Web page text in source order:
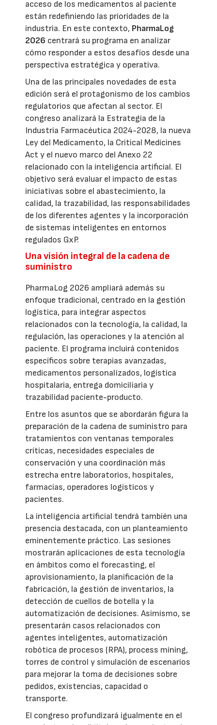
acceso de los medicamentos al paciente
están redefiniendo las prioridades de la
industria. En este contexto, PharmaLog
2026 centrará su programa en analizar
cómo responder a estos desafíos desde una
perspectiva estratégica y operativa.
Una de las principales novedades de esta
edición será el protagonismo de los cambios
regulatorios que afectan al sector. El
congreso analizará la Estrategia de la
Industria Farmacéutica 2024-2028, la nueva
Ley del Medicamento, la Critical Medicines
Act y el nuevo marco del Anexo 22
relacionado con la inteligencia artificial. El
objetivo será evaluar el impacto de estas
iniciativas sobre el abastecimiento, la
calidad, la trazabilidad, las responsabilidades
de los diferentes agentes y la incorporación
de sistemas inteligentes en entornos
regulados GxP.
Una visión integral de la cadena de
suministro
PharmaLog 2026 ampliará además su
enfoque tradicional, centrado en la gestión
logística, para integrar aspectos
relacionados con la tecnología, la calidad, la
regulación, las operaciones y la atención al
paciente. El programa incluirá contenidos
específicos sobre terapias avanzadas,
medicamentos personalizados, logística
hospitalaria, entrega domiciliaria y
trazabilidad paciente-producto.
Entre los asuntos que se abordarán figura la
preparación de la cadena de suministro para
tratamientos con ventanas temporales
críticas, necesidades especiales de
conservación y una coordinación más
estrecha entre laboratorios, hospitales,
farmacias, operadores logísticos y
pacientes.
La inteligencia artificial tendrá también una
presencia destacada, con un planteamiento
eminentemente práctico. Las sesiones
mostrarán aplicaciones de esta tecnología
en ámbitos como el forecasting, el
aprovisionamiento, la planificación de la
fabricación, la gestión de inventarios, la
detección de cuellos de botella y la
automatización de decisiones. Asimismo, se
presentarán casos relacionados con
agentes inteligentes, automatización
robótica de procesos (RPA), process mining,
torres de control y simulación de escenarios
para mejorar la toma de decisiones sobre
pedidos, existencias, capacidad o
transporte.
El congreso profundizará igualmente en el